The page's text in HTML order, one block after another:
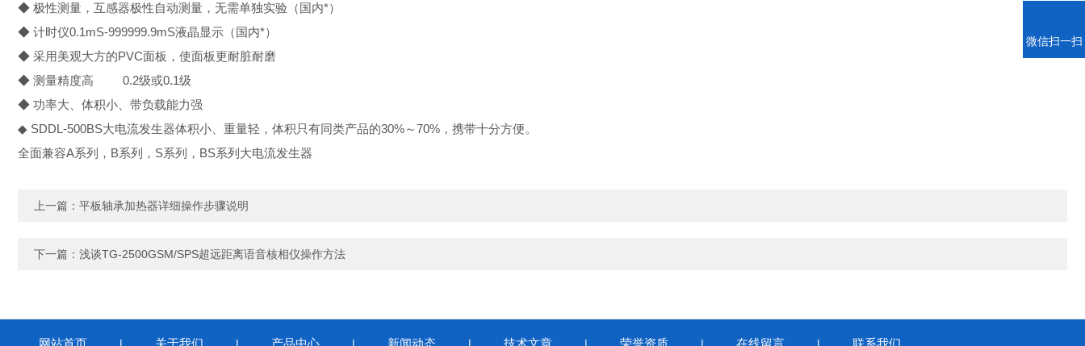
◆ 极性测量，互感器极性自动测量，无需单独实验（国内*）
◆ 计时仪0.1mS-999999.9mS液晶显示（国内*）
◆ 采用美观大方的PVC面板，使面板更耐脏耐磨
◆ 测量精度高 0.2级或0.1级
◆ 功率大、体积小、带负载能力强
◆ SDDL-500BS大电流发生器体积小、重量轻，体积只有同类产品的30%～70%，携带十分方便。
全面兼容A系列，B系列，S系列，BS系列大电流发生器
上一篇： 平板轴承加热器详细操作步骤说明
下一篇： 浅谈TG-2500GSM/SPS超远距离语音核相仪操作方法
网站首页 关于我们 产品中心 新闻动态 技术文章 荣誉资质 在线留言 联系我们
微信扫一扫